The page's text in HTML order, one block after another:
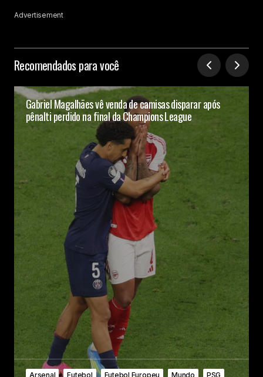
Advertisement
Recomendados para você
Gabriel Magalhães vê venda de camisas disparar após
pênalti perdido na final da Champions League
Arsenal Futebol Futebol Europeu Mundo PSG